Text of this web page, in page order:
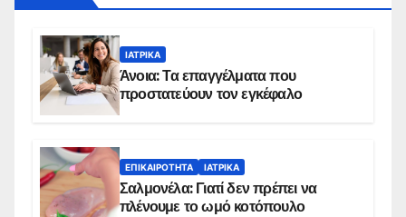
ΙΑΤΡΙΚΆ
Άνοια: Τα επαγγέλματα που
προστατεύουν τον εγκέφαλο
ΕΠΙΚΑΙΡΌΤΗΤΑ ΙΑΤΡΙΚΆ
Σαλμονέλα: Γιατί δεν πρέπει να
πλένουμε το ωμό κοτόπουλο